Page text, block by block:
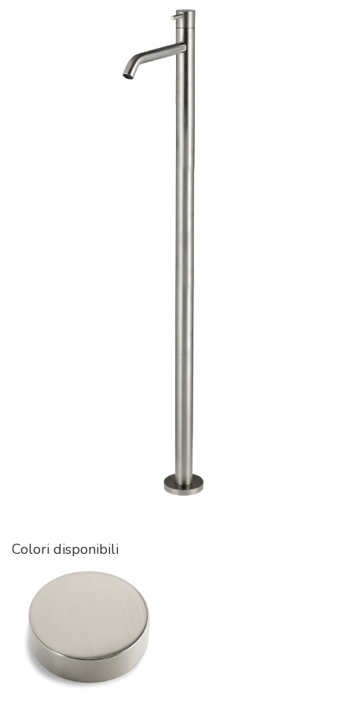
Colori disponibili